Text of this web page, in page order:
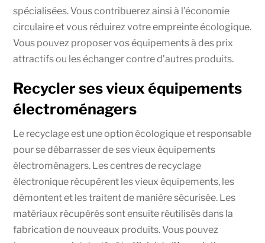
spécialisées. Vous contribuerez ainsi à l’économie
circulaire et vous réduirez votre empreinte écologique.
Vous pouvez proposer vos équipements à des prix
attractifs ou les échanger contre d’autres produits.
Recycler ses vieux équipements
électroménagers
Le recyclage est une option écologique et responsable
pour se débarrasser de ses vieux équipements
électroménagers. Les centres de recyclage
électronique récupèrent les vieux équipements, les
démontent et les traitent de manière sécurisée. Les
matériaux récupérés sont ensuite réutilisés dans la
fabrication de nouveaux produits. Vous pouvez